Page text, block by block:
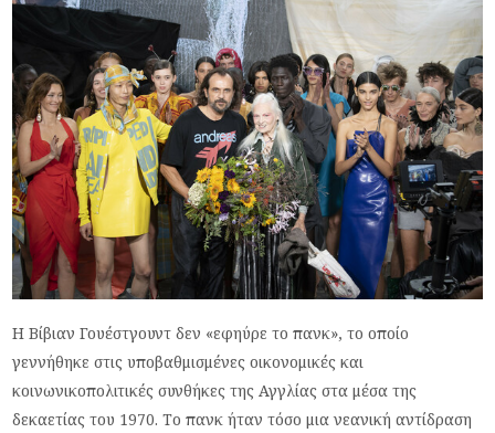
Η Βίβιαν Γουέστγουντ δεν «εφηύρε το πανκ», το οποίο
γεννήθηκε στις υποβαθμισμένες οικονομικές και
κοινωνικοπολιτικές συνθήκες της Αγγλίας στα μέσα της
δεκαετίας του 1970. Το πανκ ήταν τόσο μια νεανική αντίδραση